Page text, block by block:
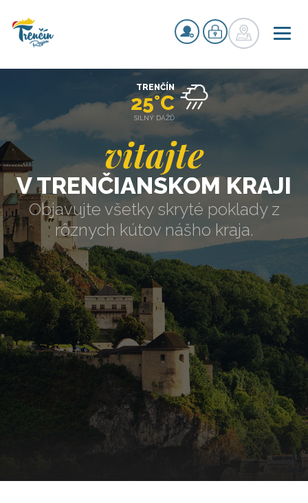
vitajte
V TRENČIANSKOM KRAJI
Objavujte všetky skryté poklady z
rôznych kútov nášho kraja.
TRENČÍN
25°C
SILNÝ DÁŽĎ